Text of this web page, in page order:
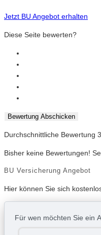
Jetzt BU Angebot erhalten
Diese Seite bewerten?
Bewertung Abschicken
Durchschnittliche Bewertung
Bisher keine Bewertungen!
BU Versicherung Angebot
Hier können Sie sich
Für wen möchten Sie ein